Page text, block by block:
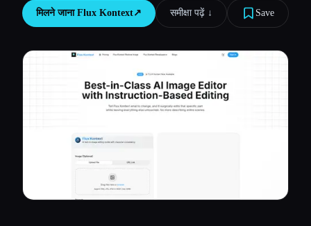
टूल्स की तुलना करें
मिलने जाना Flux Kontext↗︎ समीक्षा पढ़ें ↓︎ Save